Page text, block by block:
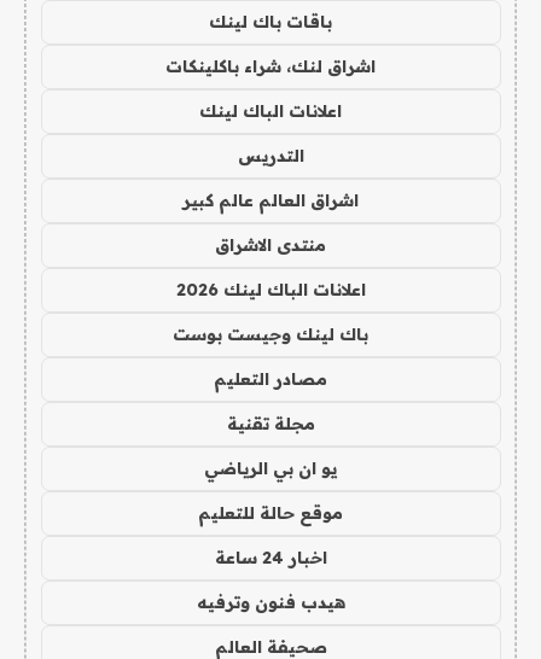
باقات باك لينك
اشراق لنك، شراء باكلينكات
اعلانات الباك لينك
التدريس
اشراق العالم عالم كبير
منتدى الاشراق
اعلانات الباك لينك 2026
باك لينك وجيست بوست
مصادر التعليم
مجلة تقنية
يو ان بي الرياضي
موقع حالة للتعليم
اخبار 24 ساعة
هيدب فنون وترفيه
صحيفة العالم